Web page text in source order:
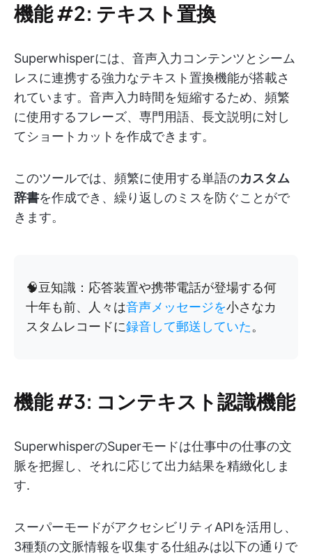
機能 #2: テキスト置換
Superwhisperには、音声入力コンテンツとシーム
レスに連携する強力なテキスト置換機能が搭載さ
れています。音声入力時間を短縮するため、頻繁
に使用するフレーズ、専門用語、長文説明に対し
てショートカットを作成できます。
このツールでは、頻繁に使用する単語のカスタム
辞書を作成でき、繰り返しのミスを防ぐことがで
きます。
🧠豆知識：応答装置や携帯電話が登場する何
十年も前、人々は音声メッセージを小さなカ
スタムレコードに録音して郵送していた。
機能 #3: コンテキスト認識機能
SuperwhisperのSuperモードは仕事中の仕事の文
脈を把握し、それに応じて出力結果を精緻化しま
す.
スーパーモードがアクセシビリティAPIを活用し、
3種類の文脈情報を収集する仕組みは以下の通りで